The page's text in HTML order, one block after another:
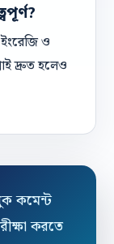
ও
দ্রুত হলেও
কমেন্ট
করতে